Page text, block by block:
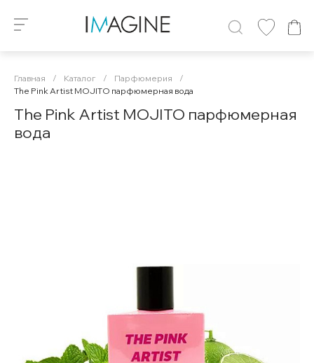
Главная / Каталог / Парфюмерия
/
The Pink Artist MOJITO парфюмерная вода
The Pink Artist MOJITO парфюмерная
вода